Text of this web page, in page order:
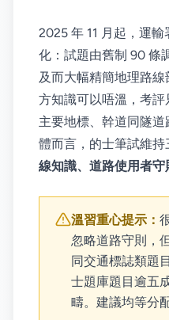
2025 年 11 月起，運
化：試題由舊制 90 條
及而大幅精簡地理路
方知識可以唔溫，考評
主要地標、幹道同隧
體而言，的士筆試維持
線知識、道路使用者守
溫習重心提示：
忽略道路守則，
同交通標誌類題
士題庫題目逾五
疇。建議均等分